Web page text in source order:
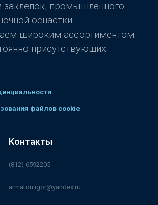
заклёпок, промышленного
оснастки.
широким ассортиментом
присутствующих
файлов cookie
Контакты
(812) 6592205
armaton.igor@yandex.ru